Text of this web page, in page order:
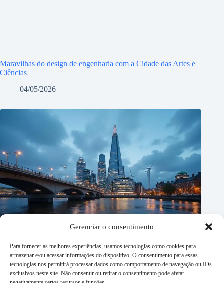
Gerenciar o consentimento
Para fornecer as melhores experiências, usamos tecnologias como cookies para
armazenar e/ou acessar informações do dispositivo. O consentimento para essas
tecnologias nos permitirá processar dados como comportamento de navegação ou IDs
exclusivos neste site. Não consentir ou retirar o consentimento pode afetar
Maravilhas do design de engenharia com a Cidade das Artes e
Ciências
04/05/2026